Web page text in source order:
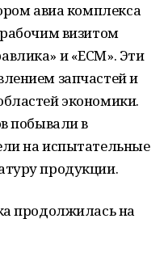
авиа комплекса
визитом
и «ЕСМ». Эти
запчастей и
экономики.
побывали в
на испытательные
продукции.
продолжилась на